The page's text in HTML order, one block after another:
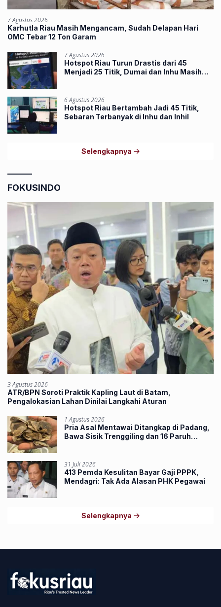
7 Agustus 2026
Karhutla Riau Masih Mengancam, Sudah Delapan Hari
OMC Tebar 12 Ton Garam
7 Agustus 2026
Hotspot Riau Turun Drastis dari 45
Menjadi 25 Titik, Dumai dan Inhu Masih
6 Agustus 2026
Hotspot Riau Bertambah Jadi 45 Titik,
Sebaran Terbanyak di Inhu dan Inhil
Selengkapnya
FOKUSINDO
3 Agustus 2026
ATR/BPN Soroti Praktik Kapling Laut di Batam,
Pengalokasian Lahan Dinilai Langkahi Aturan
1 Agustus 2026
Pria Asal Mentawai Ditangkap di Padang,
Bawa Sisik Trenggiling dan 16 Paruh
31 Juli 2026
413 Pemda Kesulitan Bayar Gaji PPPK,
Mendagri: Tak Ada Alasan PHK Pegawai
Selengkapnya